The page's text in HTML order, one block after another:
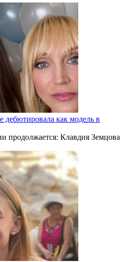
как модель в
продолжается: Клавдия Земцова